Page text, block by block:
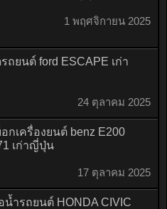
1 พฤศจิกายน 2025
ถยนต์ ford ESCAPE เก่า
24 ตุลาคม 2025
กเครื่องยนต์ benz E200
เก่าญี่ปุ่น
17 ตุลาคม 2025
น้ำรถยนต์ HONDA CIVIC